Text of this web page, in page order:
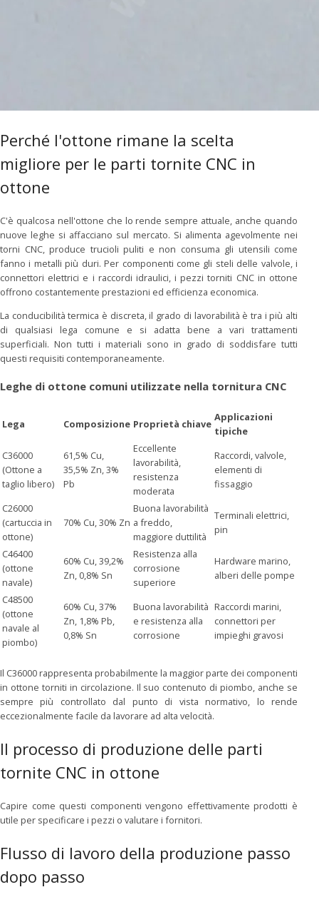
Perché l'ottone rimane la scelta
migliore per le parti tornite CNC in
ottone
C'è qualcosa nell'ottone che lo rende sempre attuale, anche quando
nuove leghe si affacciano sul mercato. Si alimenta agevolmente nei
torni CNC, produce trucioli puliti e non consuma gli utensili come
fanno i metalli più duri. Per componenti come gli steli delle valvole, i
connettori elettrici e i raccordi idraulici, i pezzi torniti CNC in ottone
offrono costantemente prestazioni ed efficienza economica.
La conducibilità termica è discreta, il grado di lavorabilità è tra i più alti
di qualsiasi lega comune e si adatta bene a vari trattamenti
superficiali. Non tutti i materiali sono in grado di soddisfare tutti
questi requisiti contemporaneamente.
Leghe di ottone comuni utilizzate nella tornitura CNC
Lega Composizione Proprietà chiave
Applicazioni
tipiche
C36000
(Ottone a
taglio libero)
61,5% Cu,
35,5% Zn, 3%
Pb
Eccellente
lavorabilità,
resistenza
moderata
Raccordi, valvole,
elementi di
fissaggio
C26000
(cartuccia in
ottone)
70% Cu, 30% Zn
Buona lavorabilità
a freddo,
maggiore duttilità
Terminali elettrici,
pin
C46400
(ottone
navale)
60% Cu, 39,2%
Zn, 0,8% Sn
Resistenza alla
corrosione
superiore
Hardware marino,
alberi delle pompe
C48500
(ottone
navale al
piombo)
60% Cu, 37%
Zn, 1,8% Pb,
0,8% Sn
Buona lavorabilità
e resistenza alla
corrosione
Raccordi marini,
connettori per
impieghi gravosi
Il C36000 rappresenta probabilmente la maggior parte dei componenti
in ottone torniti in circolazione. Il suo contenuto di piombo, anche se
sempre più controllato dal punto di vista normativo, lo rende
eccezionalmente facile da lavorare ad alta velocità.
Il processo di produzione delle parti
tornite CNC in ottone
Capire come questi componenti vengono effettivamente prodotti è
utile per specificare i pezzi o valutare i fornitori.
Flusso di lavoro della produzione passo
dopo passo